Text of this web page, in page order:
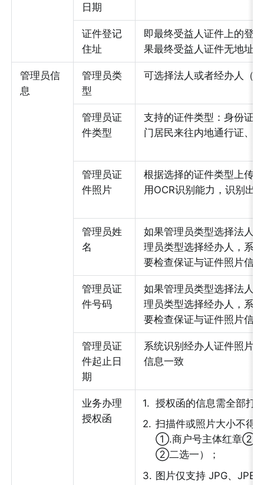
日期
证件登记
住址
即最终受益人证件上的登
果最终受益人证件无地址
管理员信
息
管理员类
型
可选择法人或者经办人（
管理员证
件类型
支持的证件类型：身份证
门居民来往内地通行证、
管理员证
件照片
根据选择的证件类型上传
用OCR识别能力，识别出
管理员姓
名
如果管理员类型选择法人
理员类型选择经办人，系
要检查保证与证件照片信
管理员证
件号码
如果管理员类型选择法人
理员类型选择经办人，系
要检查保证与证件照片信
管理员证
件起止日
期
系统识别经办人证件照片
信息一致
业务办理
授权函
1. 授权函的信息需全部打
2. 扫描件或照片大小不得
①.商户号主体红章②.
②二选一）；
3. 图片仅支持 JPG、